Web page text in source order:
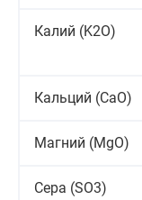
Калий (K2O)
Кальций (CaO)
Магний (MgO)
Сера (SO3)